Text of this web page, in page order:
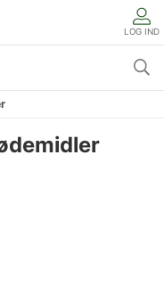
LOG IND